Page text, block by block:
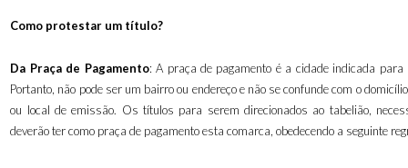
Como protestar um título?
Da Praça de Pagamento: A praça de pagamento é a cidade indicada para
Portanto, não pode ser um bairro ou endereço e não se confunde com o
ou local de emissão. Os títulos para serem direcionados ao tabelião,
deverão ter como praça de pagamento esta comarca, obedecendo a seguinte